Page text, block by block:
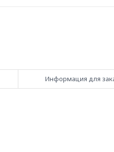
Информация для